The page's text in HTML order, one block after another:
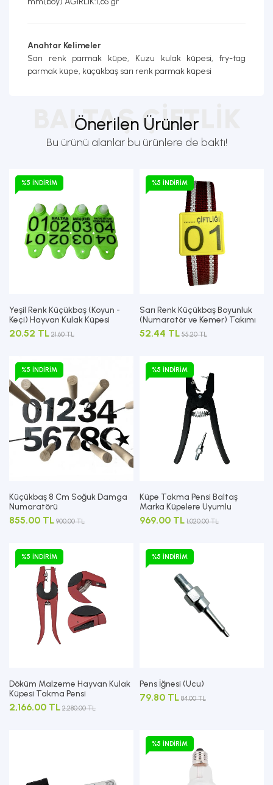
Anahtar Kelimeler
Sarı renk parmak küpe, Kuzu kulak küpesi, fry-tag
parmak küpe, küçükbaş sarı renk parmak küpesi
Önerilen Ürünler
BALTAŞ ÇIFTLIK
Bu ürünü alanlar bu ürünlere de baktı!
%5 İNDIRIM
Yeşil Renk Küçükbaş (Koyun -
Keçi) Hayvan Kulak Küpesi
20.52 TL 21.60 TL
%5 İNDIRIM
Sarı Renk Küçükbaş Boyunluk
(Numaratör ve Kemer) Takımı
52.44 TL 55.20 TL
%5 İNDIRIM
Küçükbaş 8 Cm Soğuk Damga
Numaratörü
855.00 TL 900.00 TL
%5 İNDIRIM
Küpe Takma Pensi Baltaş
Marka Küpelere Uyumlu
969.00 TL 1,020.00 TL
%5 İNDIRIM
Döküm Malzeme Hayvan Kulak
Küpesi Takma Pensi
2,166.00 TL 2,280.00 TL
%5 İNDIRIM
Pens İğnesi (Ucu)
79.80 TL 84.00 TL
%5 İNDIRIM